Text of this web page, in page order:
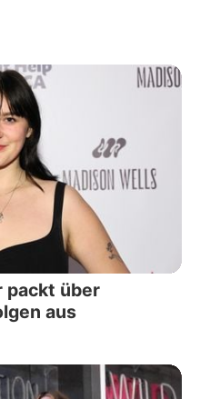
packt über
aus